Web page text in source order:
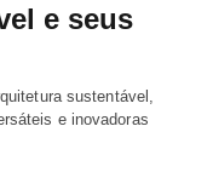
e seus
sustentável,
e inovadoras